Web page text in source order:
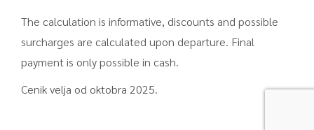
The calculation is informative, discounts and possible
surcharges are calculated upon departure. Final
payment is only possible in cash.
Cenik velja od oktobra 2025.